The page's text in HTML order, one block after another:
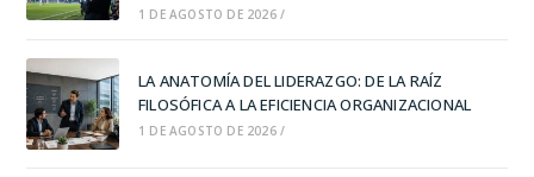
1 DE AGOSTO DE 2026 /
LA ANATOMÍA DEL LIDERAZGO: DE LA RAÍZ
FILOSÓFICA A LA EFICIENCIA ORGANIZACIONAL
1 DE AGOSTO DE 2026 /